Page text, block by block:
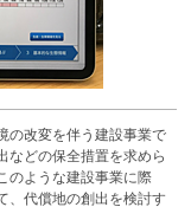
の改変を伴う建設事業で
などの保全措置を求めら
のような建設事業に際
、代償地の創出を検討す